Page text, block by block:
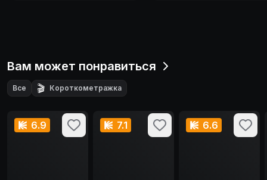
Вам может понравиться
Все 🎬 Короткометражка
6.9 7.1 6.6